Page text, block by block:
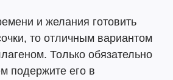
и желания готовить
то отличным вариантом
Только обязательно
подержите его в